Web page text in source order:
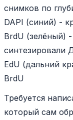
снимков по
DAPI (синий) -
BrdU (зелёный)
синтезировали
EdU (дальний
BrdU
Требуется
который сам